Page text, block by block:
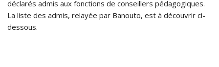
déclarés admis aux fonctions de conseillers pédagogiques.
La liste des admis, relayée par Banouto, est à découvrir ci-
dessous.